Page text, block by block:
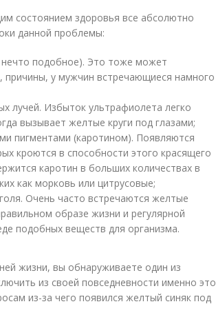
состоянием здоровья все абсолютно
данной проблемы:
нечто подобное). Это тоже может
причины, у мужчин встречающиеся намного
лучей. Избыток ультрафиолета легко
вызывает желтые круги под глазами;
пигментами (каротином). Появляются
кроются в способности этого красящего
каротин в больших количествах в
как морковь или цитрусовые;
Очень часто встречаются желтые
образе жизни и регулярной
подобных веществ для организма.
жизни, вы обнаруживаете один из
из своей повседневности именно это
из-за чего появился желтый синяк под